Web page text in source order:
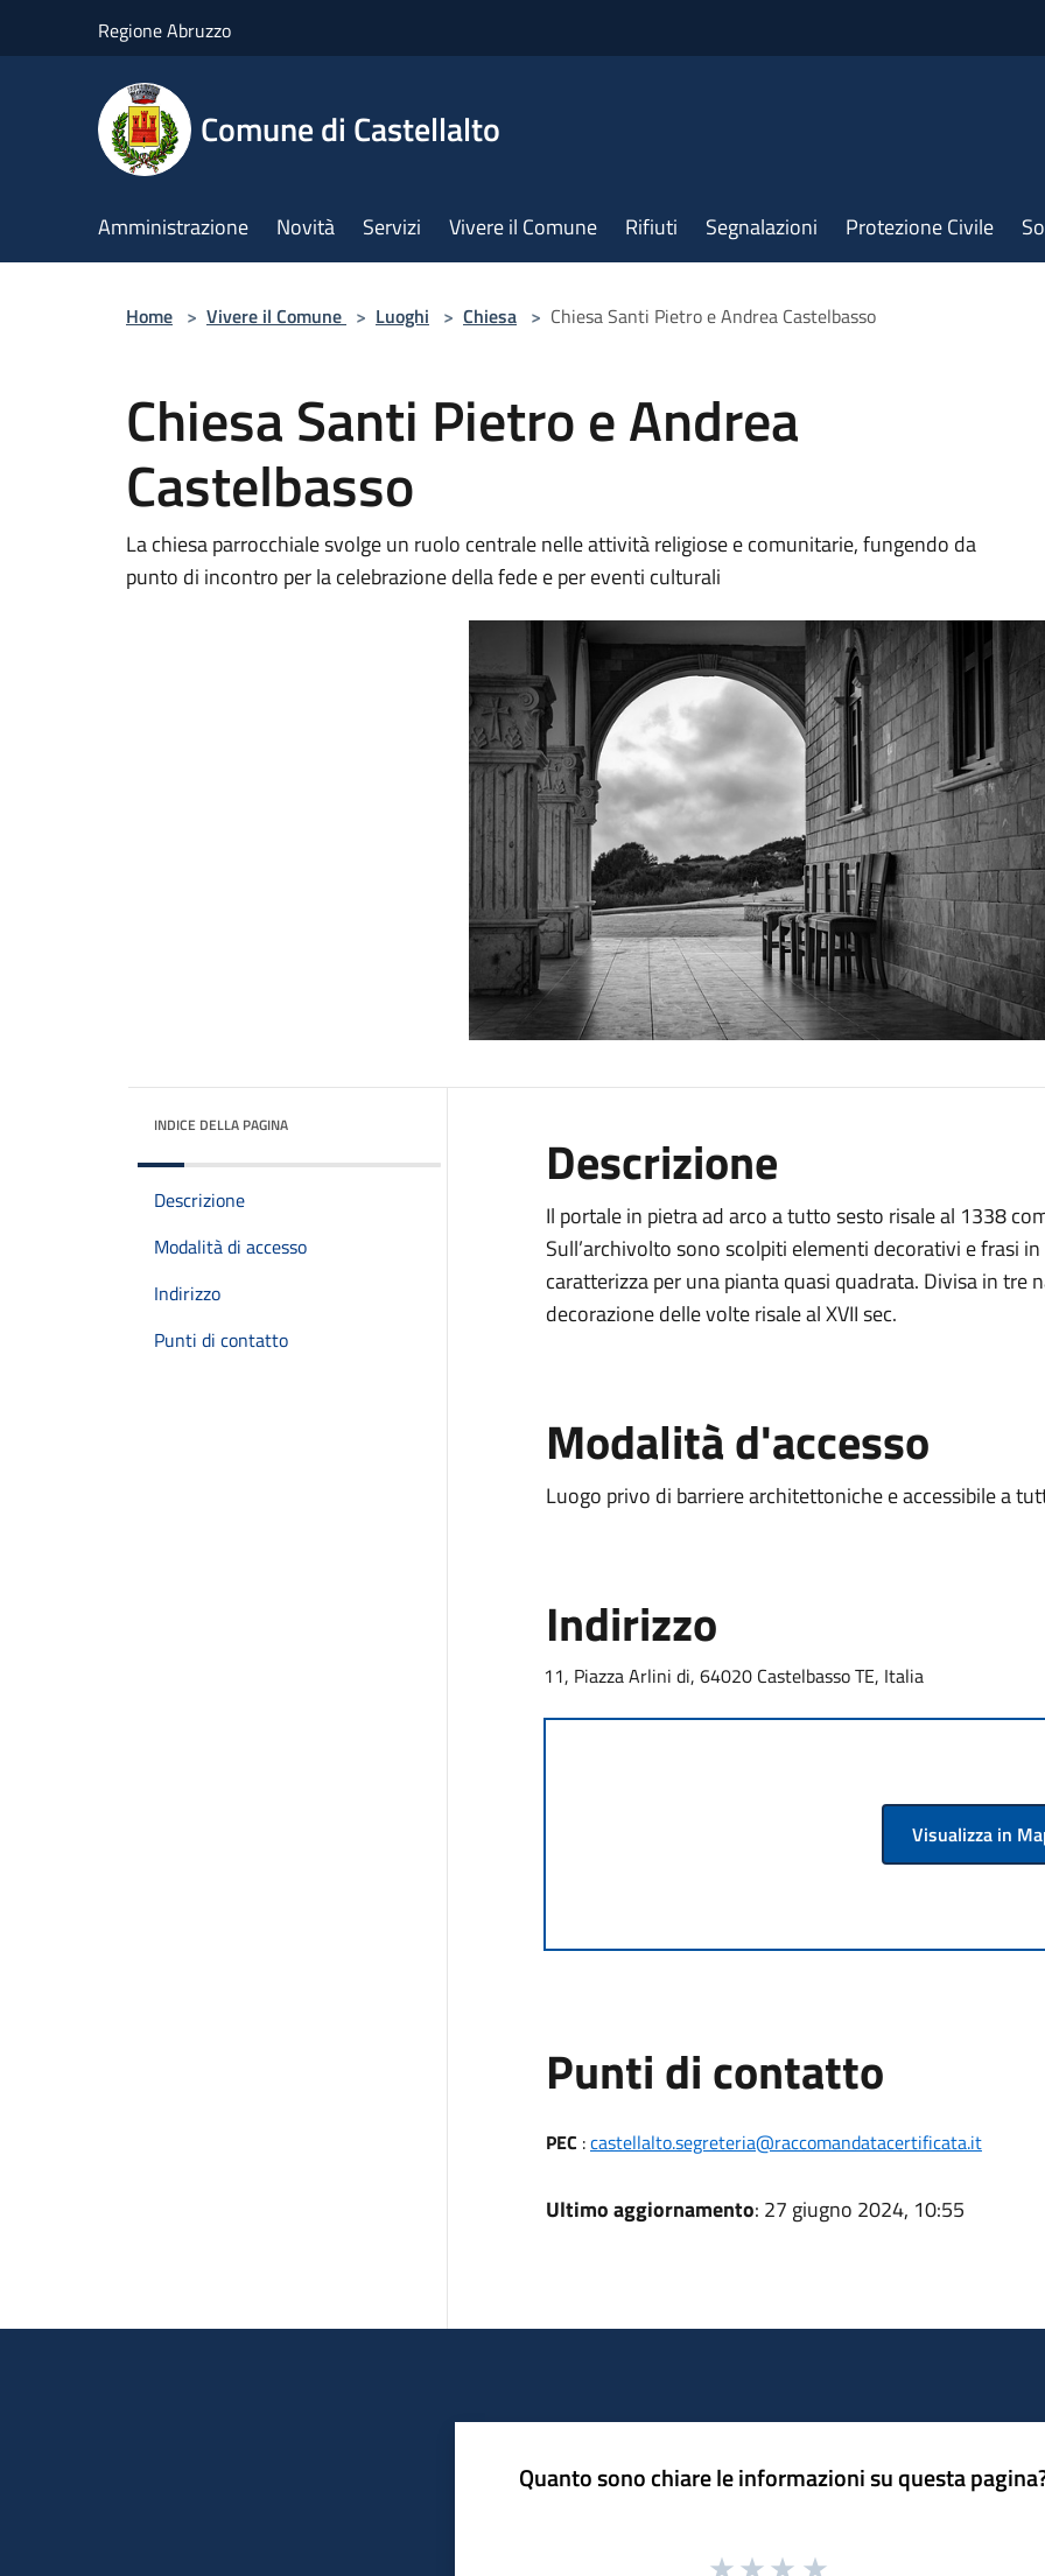
Regione Abruzzo
Comune di Castellalto
Amministrazione Novità Servizi Vivere il Comune Rifiuti Segnalazioni Protezione Civile
Home > Vivere il Comune > Luoghi > Chiesa > Chiesa Santi Pietro e Andrea Castelbasso
Chiesa Santi Pietro e Andrea
Castelbasso
La chiesa parrocchiale svolge un ruolo centrale nelle attività religiose e comunitarie, fungendo da
punto di incontro per la celebrazione della fede e per eventi culturali
INDICE DELLA PAGINA
Descrizione
Modalità di accesso
Indirizzo
Punti di contatto
Descrizione
Il portale in pietra ad arco a tutto sesto risale al 1338
Sull’archivolto sono scolpiti elementi decorativi e frasi
caratterizza per una pianta quasi quadrata. Divisa in
decorazione delle volte risale al XVII sec.
Modalità d'accesso
Luogo privo di barriere architettoniche e accessibile a
Indirizzo
11, Piazza Arlini di, 64020 Castelbasso TE, Italia
Visualizza in
Punti di contatto
PEC :castellalto.segreteria@raccomandatacertificata.it
Ultimo aggiornamento: 27 giugno 2024, 10:55
Quanto sono chiare le informazioni su questa